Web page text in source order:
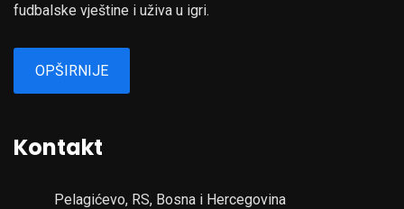
fudbalske vještine i uživa u igri.
OPŠIRNIJE
Kontakt
Pelagićevo, RS, Bosna i Hercegovina